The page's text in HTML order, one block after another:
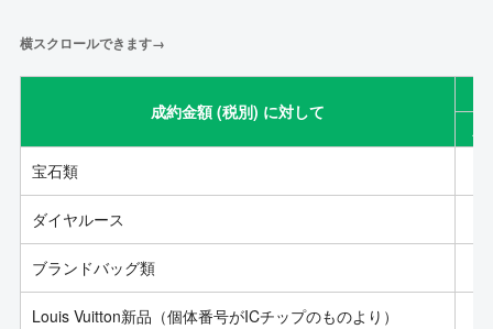
横スクロールできます→
成約金額 (税別) に対して
宝石類
ダイヤルース
ブランドバッグ類
Louis Vuitton新品（個体番号がICチップのものより）